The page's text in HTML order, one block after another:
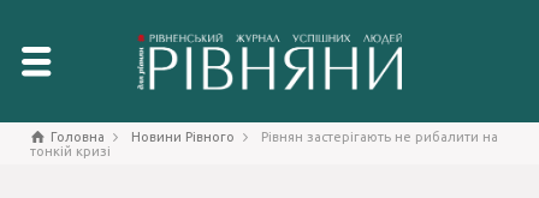
Головна Новини Рівного
Рівнян застерігають не рибалити на
тонкій кризі